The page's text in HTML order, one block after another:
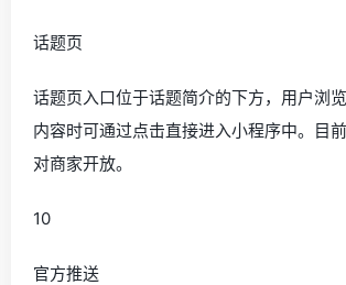
话题页
话题页入口位于话题简介的下方，用户浏
内容时可通过点击直接进入小程序中。目
对商家开放。
10
官方推送